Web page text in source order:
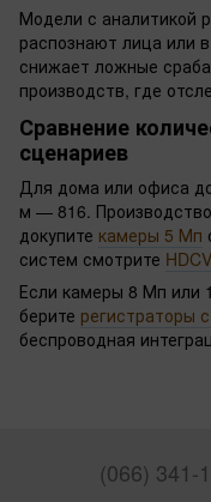
Модели с аналитикой
распознают лица или
снижает ложные
производств, где
Сравнение
сценариев
Для дома или офиса
м — 816.
докупите камеры 5 Мп
систем смотрите
Если камеры 8 Мп или
берите регистраторы
беспроводная
(066) 341-